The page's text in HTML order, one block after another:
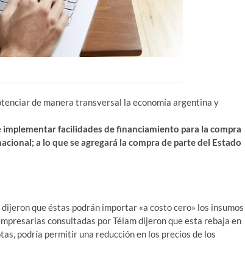
de manera transversal la economía argentina y
implementar facilidades de financiamiento para la compra
a lo que se agregará la compra de parte del Estado
que éstas podrán importar «a costo cero» los insumos
consultadas por Télam dijeron que esta rebaja en
podría permitir una reducción en los precios de los